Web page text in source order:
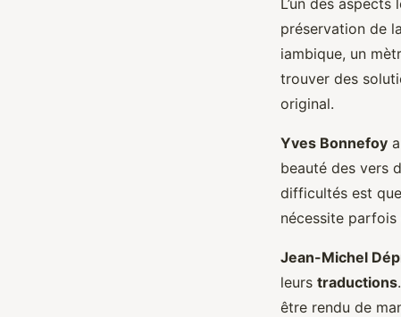
préservation de la
iambique, un
trouver des
original.
Yves Bonnefoy
beauté des vers
difficultés est
nécessite
Jean-Michel
leurs traductions
être rendu de